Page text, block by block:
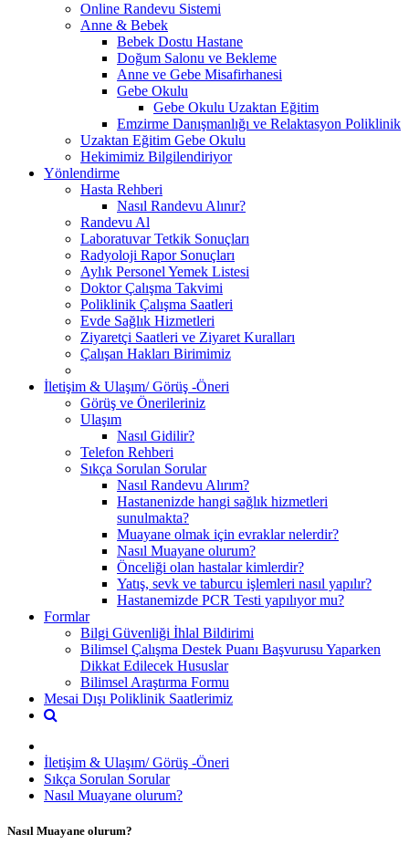
Online Randevu Sistemi
Anne & Bebek
Bebek Dostu Hastane
Doğum Salonu ve Bekleme
Anne ve Gebe Misafirhanesi
Gebe Okulu
Gebe Okulu Uzaktan Eğitim
Emzirme Danışmanlığı ve Relaktasyon Poliklinik
Uzaktan Eğitim Gebe Okulu
Hekimimiz Bilgilendiriyor
Yönlendirme
Hasta Rehberi
Nasıl Randevu Alınır?
Randevu Al
Laboratuvar Tetkik Sonuçları
Radyoloji Rapor Sonuçları
Aylık Personel Yemek Listesi
Doktor Çalışma Takvimi
Poliklinik Çalışma Saatleri
Evde Sağlık Hizmetleri
Ziyaretçi Saatleri ve Ziyaret Kuralları
Çalışan Hakları Birimimiz
İletişim & Ulaşım/ Görüş -Öneri
Görüş ve Önerileriniz
Ulaşım
Nasıl Gidilir?
Telefon Rehberi
Sıkça Sorulan Sorular
Nasıl Randevu Alırım?
Hastanenizde hangi sağlık hizmetleri
sunulmakta?
Muayane olmak için evraklar nelerdir?
Nasıl Muayane olurum?
Önceliği olan hastalar kimlerdir?
Yatış, sevk ve taburcu işlemleri nasıl yapılır?
Hastanemizde PCR Testi yapılıyor mu?
Formlar
Bilgi Güvenliği İhlal Bildirimi
Bilimsel Çalışma Destek Puanı Başvurusu Yaparken
Dikkat Edilecek Hususlar
Bilimsel Araştırma Formu
Mesai Dışı Poliklinik Saatlerimiz
İletişim & Ulaşım/ Görüş -Öneri
Sıkça Sorulan Sorular
Nasıl Muayane olurum?
Nasıl Muayane olurum?